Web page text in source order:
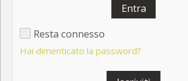
Entra
Resta connesso
Hai dimenticato la password?